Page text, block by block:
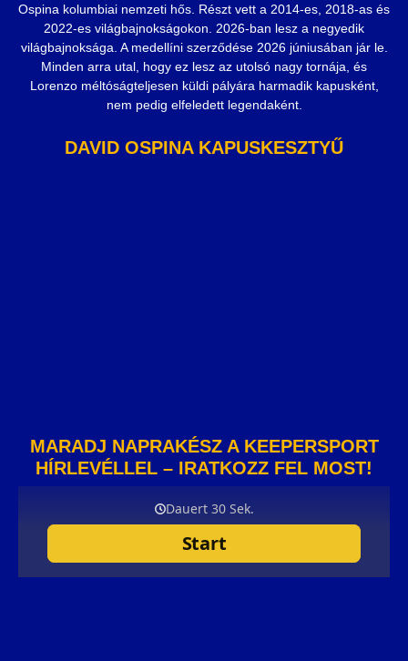
Ospina kolumbiai nemzeti hős. Részt vett a 2014-es, 2018-as és
2022-es világbajnokságokon. 2026-ban lesz a negyedik
világbajnoksága. A medellíni szerződése 2026 júniusában jár le.
Minden arra utal, hogy ez lesz az utolsó nagy tornája, és
Lorenzo méltóságteljesen küldi pályára harmadik kapusként,
nem pedig elfeledett legendaként.
DAVID OSPINA KAPUSKESZTYŰ
MARADJ NAPRAKÉSZ A KEEPERSPORT
HÍRLEVÉLLEL – IRATKOZZ FEL MOST!